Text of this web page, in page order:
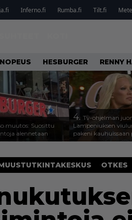
Inferno.fi Rumba.fi Tilt.fi
HESBURGER RENNY
muutos: Suosittu
alennetaan
4. Tv-ohjelman
Lampeniuksen
pakeni kauhuissaan
OTKES